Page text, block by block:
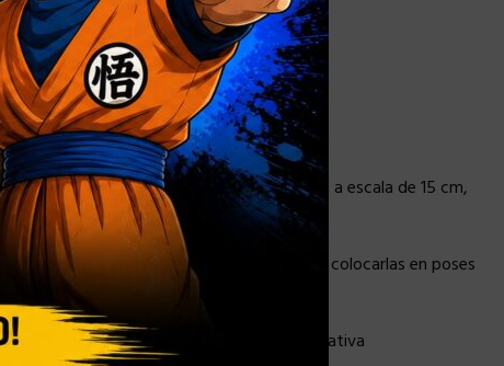
de huevo y enfrentar a los villanos
de Spider-Man Noir y Spider-Ham a escala de 15 cm,
con una articulación extensiva que permite colocarlas en poses
Incluye una pistola y una cabeza alternativa